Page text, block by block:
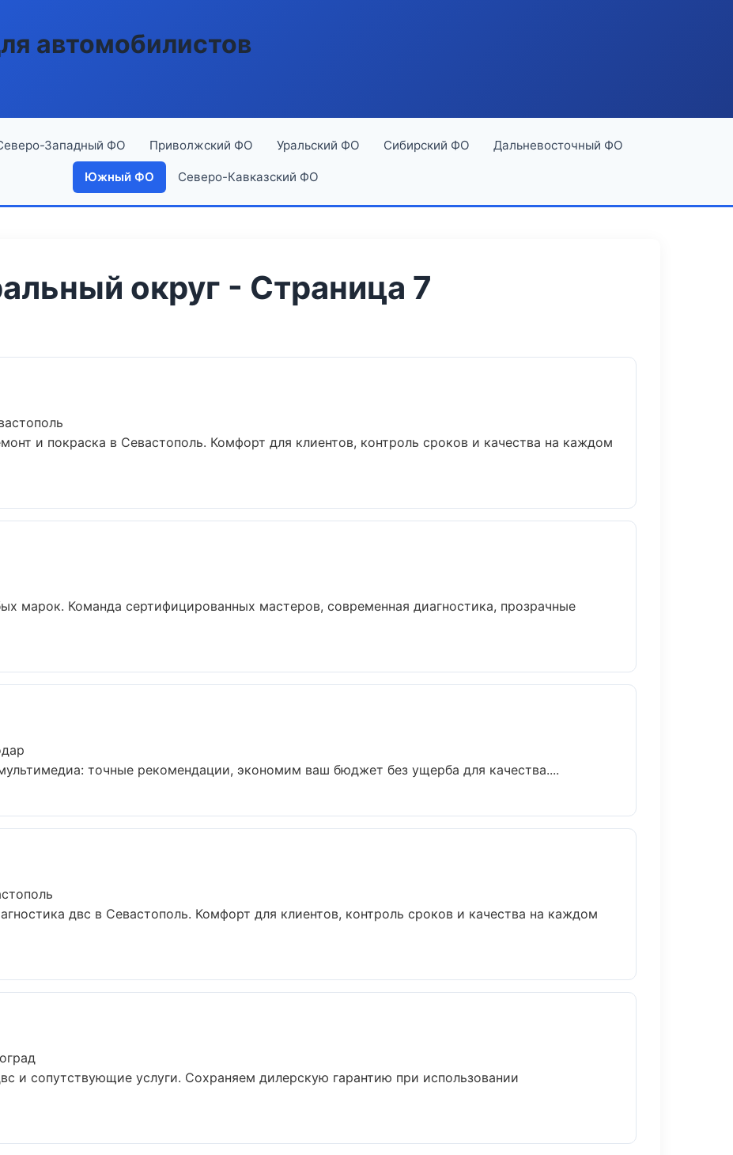
автомобилистов
Западный ФО Приволжский ФО Уральский ФО Сибирский ФО Дальневосточный ФО
Южный ФО Северо-Кавказский ФО
округ - Страница 7
и покраска в Севастополь. Комфорт для клиентов, контроль сроков и качества на каждом
марок. Команда сертифицированных мастеров, современная диагностика, прозрачные
точные рекомендации, экономим ваш бюджет без ущерба для качества....
двс в Севастополь. Комфорт для клиентов, контроль сроков и качества на каждом
и сопутствующие услуги. Сохраняем дилерскую гарантию при использовании